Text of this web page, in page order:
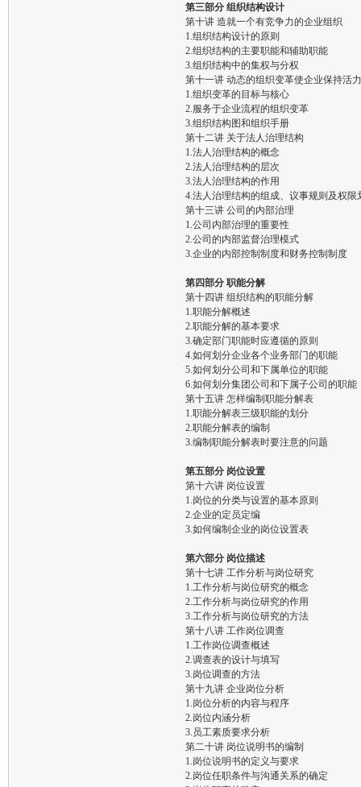
第三部分 组织结构设计
第十讲 造就一个有竞争力的企业组织
1.组织结构设计的原则
2.组织结构的主要职能和辅助职能
3.组织结构中的集权与分权
第十一讲 动态的组织变革使企业保持活力
1.组织变革的目标与核心
2.服务于企业流程的组织变革
3.组织结构图和组织手册
第十二讲 关于法人治理结构
1.法人治理结构的概念
2.法人治理结构的层次
3.法人治理结构的作用
4.法人治理结构的组成、议事规则及权限
第十三讲 公司的内部治理
1.公司内部治理的重要性
2.公司的内部监督治理模式
3.企业的内部控制制度和财务控制制度
第四部分 职能分解
第十四讲 组织结构的职能分解
1.职能分解概述
2.职能分解的基本要求
3.确定部门职能时应遵循的原则
4.如何划分企业各个业务部门的职能
5.如何划分公司和下属单位的职能
6.如何划分集团公司和下属子公司的职能
第十五讲 怎样编制职能分解表
1.职能分解表三级职能的划分
2.职能分解表的编制
3.编制职能分解表时要注意的问题
第五部分 岗位设置
第十六讲 岗位设置
1.岗位的分类与设置的基本原则
2.企业的定员定编
3.如何编制企业的岗位设置表
第六部分 岗位描述
第十七讲 工作分析与岗位研究
1.工作分析与岗位研究的概念
2.工作分析与岗位研究的作用
3.工作分析与岗位研究的方法
第十八讲 工作岗位调查
1.工作岗位调查概述
2.调查表的设计与填写
3.岗位调查的方法
第十九讲 企业岗位分析
1.岗位分析的内容与程序
2.岗位内涵分析
3.员工素质要求分析
第二十讲 岗位说明书的编制
1.岗位说明书的定义与要求
2.岗位任职条件与沟通关系的确定